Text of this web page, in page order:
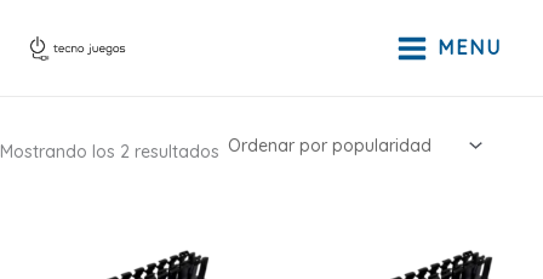
MENU
Mostrando los 2 resultados Ordenado